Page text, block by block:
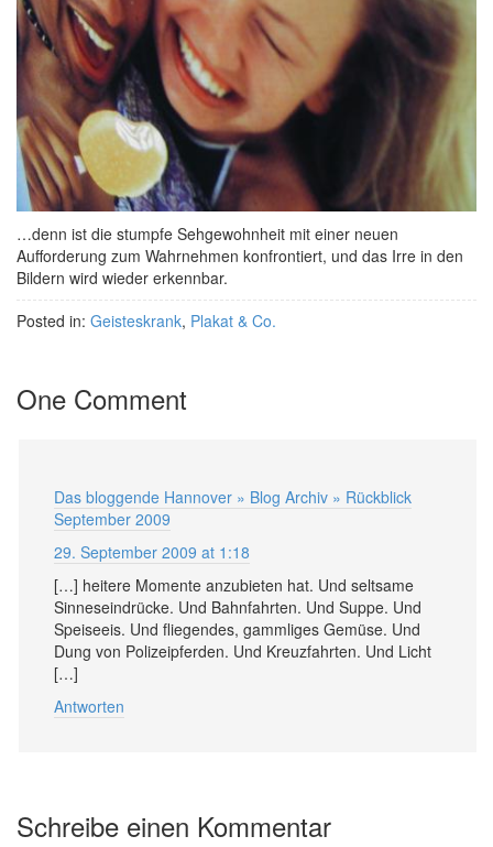
…denn ist die stumpfe Sehgewohnheit mit einer neuen
Aufforderung zum Wahrnehmen konfrontiert, und das Irre in den
Bildern wird wieder erkennbar.
Posted in: Geisteskrank, Plakat & Co.
One Comment
Das bloggende Hannover » Blog Archiv » Rückblick
September 2009
29. September 2009 at 1:18
[…] heitere Momente anzubieten hat. Und seltsame
Sinneseindrücke. Und Bahnfahrten. Und Suppe. Und
Speiseeis. Und fliegendes, gammliges Gemüse. Und
Dung von Polizeipferden. Und Kreuzfahrten. Und Licht
[…]
Antworten
Schreibe einen Kommentar